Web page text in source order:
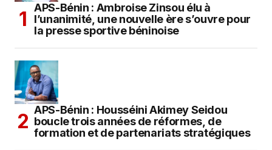
APS-Bénin : Ambroise Zinsou élu à
l’unanimité, une nouvelle ère s’ouvre pour
la presse sportive béninoise
APS-Bénin : Housséini Akimey Seidou
boucle trois années de réformes, de
formation et de partenariats stratégiques